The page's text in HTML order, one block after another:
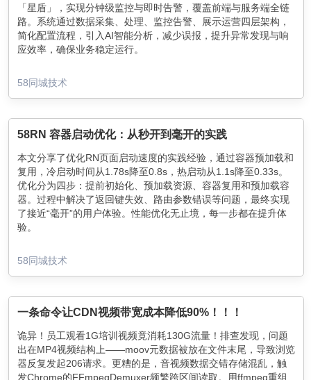
「星盾」，实现分钟级监控与即时告警，覆盖前端与服务端全链
路。系统通过数据采集、处理、监控告警、展示运营四层架构，
简化配置流程，引入AI智能分析，减少误报，提升异常发现与响
应效率，确保业务稳定运行。
58同城技术
58RN 容器启动优化：从秒开到毫开的实践
本文分享了优化RN页面启动速度的实践经验，通过容器预加载和
复用，冷启动时间从1.78s降至0.8s，热启动从1.1s降至0.33s。
优化分为四步：提前初始化、预加载资源、容器复用和预加载容
器。过程中解决了返回键失效、路由参数错误等问题，最终实现
了接近“毫开”的用户体验。性能优化无止境，每一步都在提升体
验。
58同城技术
一条命令让CDN视频带宽成本降低90%！！！
诡异！员工观看1G培训视频竟消耗130G流量！排查发现，问题
出在MP4视频结构上——moov元数据被放在文件末尾，导致浏览
器反复发起206请求。更糟的是，音视频数据交错存储混乱，触
发Chrome的FFmpegDemuxer频繁跨区间读取。用ffmpeg重组